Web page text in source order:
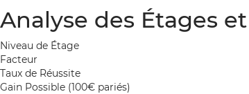
Analyse des Étages
Niveau de Étage
Facteur
Taux de Réussite
Gain Possible (100€ pariés)